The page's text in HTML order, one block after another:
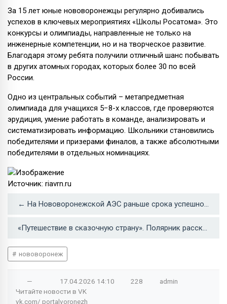
За 15 лет юные нововоронежцы регулярно добивались
успехов в ключевых мероприятиях «Школы Росатома». Это
конкурсы и олимпиады, направленные не только на
инженерные компетенции, но и на творческое развитие.
Благодаря этому ребята получили отличный шанс побывать
в других атомных городах, которых более 30 по всей
России.
Одно из центральных событий – метапредметная
олимпиада для учащихся 5−8-х классов, где проверяются
эрудиция, умение работать в команде, анализировать и
систематизировать информацию. Школьники становились
победителями и призерами финалов, а также абсолютными
победителями в отдельных номинациях.
Источник: riavrn.ru
← На Нововоронежской АЭС раньше срока успешно завершили плановый ремонт энергоблока №4
«Путешествие в сказочную страну». Полярник рассказал нововоронежцам об Антарктиде →
нововоронеж
— 17.04.2026 14:10 228
admin
Читайте новости в VK
vk.com/ portalvoronezh